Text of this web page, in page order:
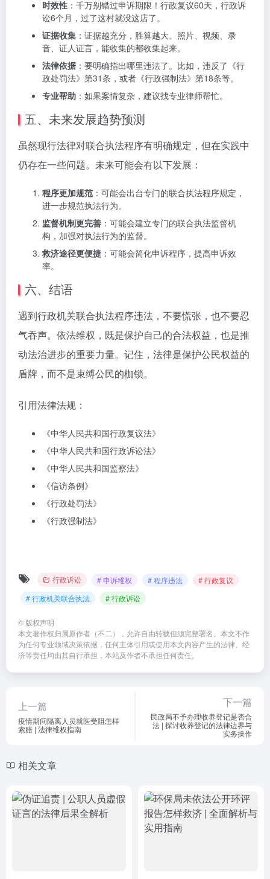
时效性 ：千万别错过申诉期限！行政复议60天，行政诉
讼6个月，过了这村就没这店了。
证据收集 ：证据越充分，胜算越大。照片、视频、录
音、证人证言，能收集的都收集起来。
法律依据 ：要明确指出哪里违法了。比如，违反了《行
政处罚法》第31条，或者《行政强制法》第18条等。
专业帮助 ：如果案情复杂，建议找专业律师帮忙。
五、未来发展趋势预测
虽然现行法律对联合执法程序有明确规定，但在实践中
仍存在一些问题。未来可能会有以下发展：
程序更加规范 ：可能会出台专门的联合执法程序规定，
进一步规范执法行为。
监督机制更完善 ：可能会建立专门的联合执法监督机
构，加强对执法行为的监督。
救济途径更便捷 ：可能会简化申诉程序，提高申诉效
率。
六、结语
遇到行政机关联合执法程序违法，不要慌张，也不要忍
气吞声。依法维权，既是保护自己的合法权益，也是推
动法治进步的重要力量。记住，法律是保护公民权益的
盾牌，而不是束缚公民的枷锁。
引用法律法规：
《中华人民共和国行政复议法》
《中华人民共和国行政诉讼法》
《中华人民共和国监察法》
《信访条例》
《行政处罚法》
《行政强制法》
行政诉讼 # 申诉维权 # 程序违法
# 行政复议
# 行政机关联合执法
# 行政诉讼
© 版权声明
本文著作权归属原作者（不二），允许自由转载但须完整署名。本文不作
为任何专业领域决策依据，任何主体引用或使用本文内容产生的法律、经
济等责任均由其自行承担，本站及作者不承担任何责任。
上一篇
疫情期间隔离人员就医受阻怎样
索赔 | 法律维权指南
下一篇
民政局不予办理收养登记是否合
法 | 探讨收养登记的法律边界与
实务操作
相关文章